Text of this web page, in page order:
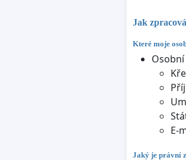
Jak
Které moje
E-
Jaký je právní